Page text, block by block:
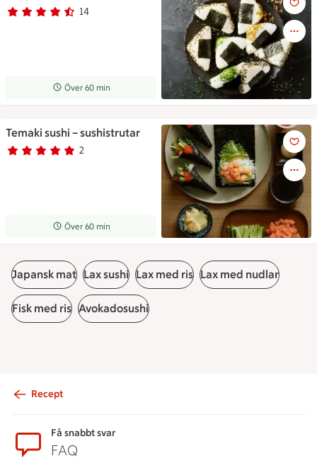
Betyg 4.7 av 5. 14
14 personer har röstat
Receptet tar Över 60 min att tillaga
Över 60 min
Temaki sushi – sushistrutar
Betyg 5 av 5.
2
2 personer har röstat
Receptet tar Över 60 min att tillaga
Över 60 min
Tre sushistrutar och ett
Japansk mat Lax sushi Lax med ris Lax med nudlar
Fisk med ris Avokadosushi
Recept
Få snabbt svar
FAQ